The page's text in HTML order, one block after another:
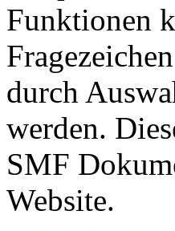
Funktionen
durch
werden.
SMF
Website.